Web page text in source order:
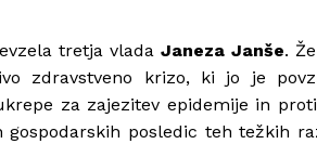
tretja vlada Janeza Janše.
zdravstveno krizo, ki jo je
za zajezitev epidemije in
posledic teh težkih